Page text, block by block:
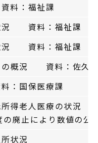
料：福祉課
況 資料：福祉課
況 資料：福祉課
の概況 資料：佐久
：国保医療課
所得老人医療の状況
廃止により数値の公
状況